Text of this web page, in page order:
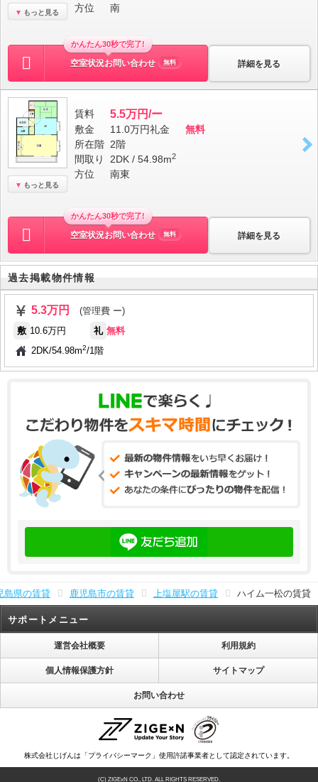
もっと見る 方位 南
詳細を見る
かんたん30秒で完了!
空室状況お問い合わせ 無料
もっと見る
賃料 5.5万円/ー
敷金 11.0万円礼金
無料
所在階 2階
間取り
2DK / 54.98m2
方位 南東
詳細を見る
かんたん30秒で完了!
空室状況お問い合わせ 無料
過去掲載物件情報
5.3万円
(管理費 ー)
敷 10.6万円 礼 無料
2DK/54.98m2/1階
島県の賃貸 鹿児島市の賃貸 上塩屋駅の賃貸 ハイム一松の賃貸
サポートメニュー
運営会社概要 利用規約
個人情報保護方針 サイトマップ
お問い合わせ
株式会社じげんは「プライバシーマーク」使用許諾事業者として認定されています。
(C) ZIGExN CO., LTD. ALL RIGHTS RESERVED.